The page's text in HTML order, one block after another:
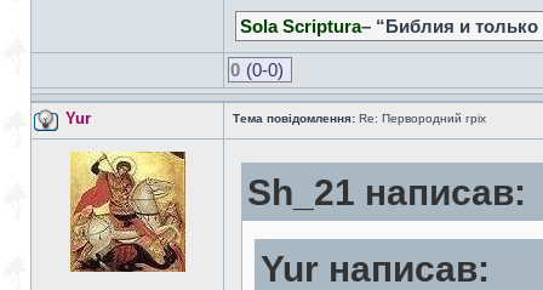
Sola Scriptura– “Библия и
0 (0-0)
Yur Тема повідомлення: Re: Первородний гріх
Sh_21 написав:
Yur написав: